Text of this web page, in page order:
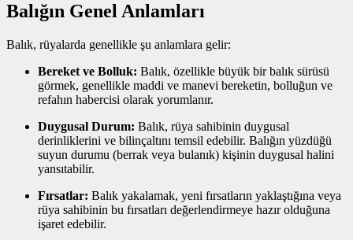
Balığın Genel Anlamları
Balık, rüyalarda genellikle şu anlamlara gelir:
Bereket ve Bolluk: Balık, özellikle büyük bir balık sürüsü
görmek, genellikle maddi ve manevi bereketin, bolluğun ve
refahın habercisi olarak yorumlanır.
Duygusal Durum: Balık, rüya sahibinin duygusal
derinliklerini ve bilinçaltını temsil edebilir. Balığın yüzdüğü
suyun durumu (berrak veya bulanık) kişinin duygusal halini
yansıtabilir.
Fırsatlar: Balık yakalamak, yeni fırsatların yaklaştığına veya
rüya sahibinin bu fırsatları değerlendirmeye hazır olduğuna
işaret edebilir.